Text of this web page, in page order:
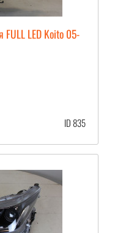
FULL LED Koito 05-
ID 835